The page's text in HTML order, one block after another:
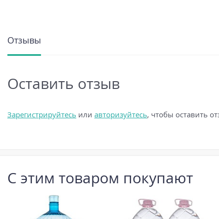
Отзывы
Оставить отзыв
Зарегистрируйтесь или авторизуйтесь, чтобы оставить
С этим товаром покупают